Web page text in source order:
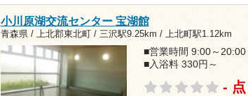
小川原湖交流センター 宝湖館
青森県 / 上北郡東北町 / 三沢駅9.25km / 上北町駅1.12km
■営業時間 9:00～20:00
■入浴料 330円～
- 点